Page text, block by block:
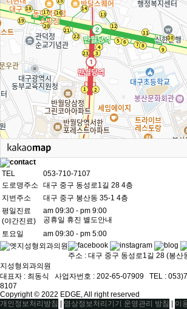
TEL
053-710-7107
도로명주소
대구 중구 동성로1길 28 4층
지번주소
대구 중구 봉산동 35-1 4층
평일진료
(야간진료)
am 09:30 - pm 9:00
공휴일 휴진 별도안내
토요일
am 09:30 - pm 5:00
주소 : 대구 중구 동성로1길 28 (봉
지성형외과의원
대표자 : 최동식ㅤ 사업자번호 : 202-65-07909ㅤ TEL :
8107
Copyright © 2022 EDGE, All right reserved
개인정보처리방침
영상정보처리기기 운영관리 방침 이